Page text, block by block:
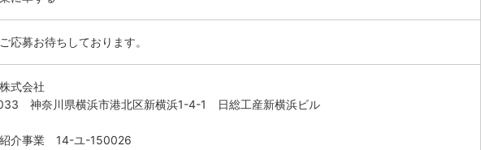
応募お待ちしております。
式会社
神奈川県横浜市港北区新横浜1-4-1 日総工産新横浜ビル
介事業 14-ユ-150026